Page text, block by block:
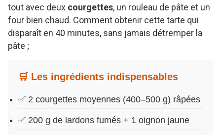
tout avec deux courgettes, un rouleau de pâte et un
four bien chaud. Comment obtenir cette tarte qui
disparaît en 40 minutes, sans jamais détremper la
pâte ;
🛒 Les ingrédients indispensables
✅ 2 courgettes moyennes (400–500 g) râpées
✅ 200 g de lardons fumés + 1 oignon jaune